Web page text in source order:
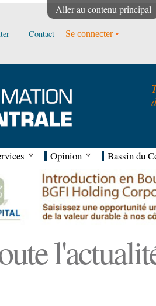
Aller au contenu principal
Contact Se connecter
Opinion Bassin du